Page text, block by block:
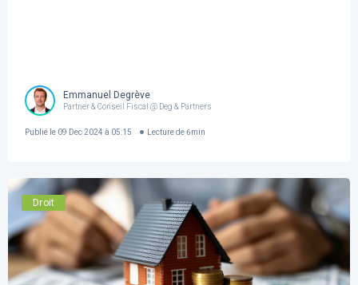
Emmanuel Degrève
Partner & Conseil Fiscal @ Deg & Partners
Publié le 09 Dec 2024 à 05:15 Lecture de 6min
Droit